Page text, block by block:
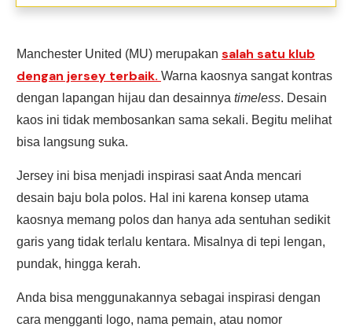
Manchester United (MU) merupakan salah satu klub
dengan jersey terbaik. Warna kaosnya sangat kontras
dengan lapangan hijau dan desainnya timeless. Desain
kaos ini tidak membosankan sama sekali. Begitu melihat
bisa langsung suka.
Jersey ini bisa menjadi inspirasi saat Anda mencari
desain baju bola polos. Hal ini karena konsep utama
kaosnya memang polos dan hanya ada sentuhan sedikit
garis yang tidak terlalu kentara. Misalnya di tepi lengan,
pundak, hingga kerah.
Anda bisa menggunakannya sebagai inspirasi dengan
cara mengganti logo, nama pemain, atau nomor